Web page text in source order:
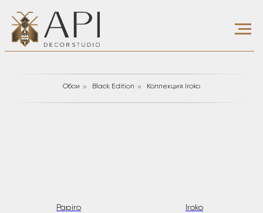
Обои » Black Edition » Коллекция Iroko
Papiro
Iroko